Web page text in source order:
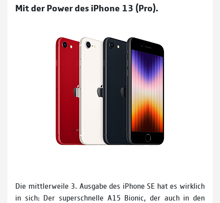
Mit der Power des iPhone 13 (Pro).
Die mittlerweile 3. Ausgabe des iPhone SE hat es wirklich
in sich: Der superschnelle A15 Bionic, der auch in den